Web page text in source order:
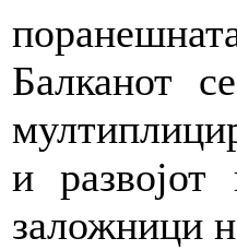
Балканот
и
заложници